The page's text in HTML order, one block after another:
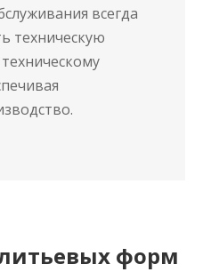
всегда
техническую
форм